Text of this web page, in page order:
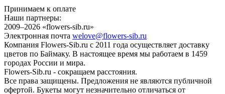
Принимаем к оплате
Наши партнеры:
2009–2026 «flowers-sib.ru»
Электронная почта welove@flowers-sib.ru
Компания Flowers-Sib.ru с 2011 года осуществляет доставку
цветов по Баймаку. В настоящее время мы работаем в 1459
городах России и мира.
Flowers-Sib.ru - сокращаем расстояния.
Все права защищены. Предложения не являются публичной
офертой. Букеты могут незначительно отличаться от